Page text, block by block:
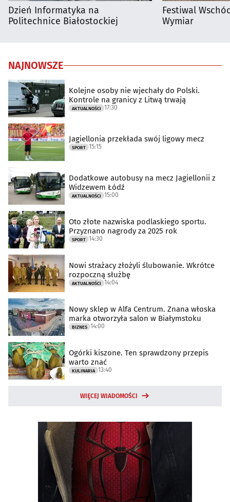
Dzień Informatyka na
Politechnice Białostockiej
Festiwal
Wymiar
NAJNOWSZE
Kolejne osoby nie wjechały do Polski.
Kontrole na granicy z Litwą trwają
AKTUALNOŚCI 17:30
Jagiellonia przekłada swój ligowy mecz
SPORT 15:15
Dodatkowe autobusy na mecz Jagiellonii z
Widzewem Łódź
AKTUALNOŚCI 15:00
Oto złote nazwiska podlaskiego sportu.
Przyznano nagrody za 2025 rok
SPORT 14:30
Nowi strażacy złożyli ślubowanie. Wkrótce
rozpoczną służbę
AKTUALNOŚCI 14:04
Nowy sklep w Alfa Centrum. Znana włoska
marka otworzyła salon w Białymstoku
BIZNES 14:00
Ogórki kiszone. Ten sprawdzony przepis
warto znać
KULINARIA 13:40
WIĘCEJ WIADOMOŚCI